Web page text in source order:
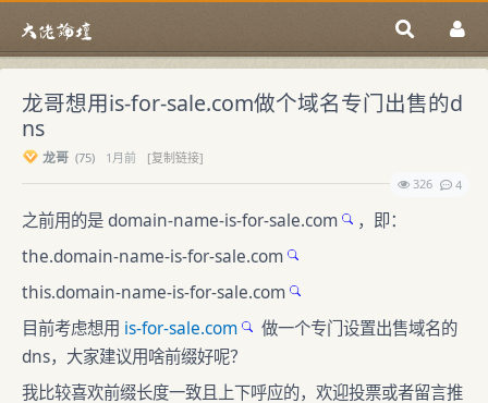
龙哥想用is-for-sale.com做个域名专门出售的d
ns
龙哥 (75) 1月前
[复制链接]
326
4
之前用的是domain-name-is-for-sale.com
，即：
the.domain-name-is-for-sale.com
this.domain-name-is-for-sale.com
目前考虑想用 is-for-sale.com
做一个专门设置出售域名的
dns，大家建议用啥前缀好呢？
我比较喜欢前缀长度一致且上下呼应的，欢迎投票或者留言推